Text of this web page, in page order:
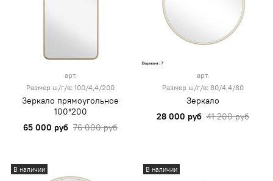
арт.
Размер ш/г/в: 100/4,4/200
Зеркало прямоугольное
100*200
65 000 руб 76 000 руб
арт.
Размер ш/г/в: 80/4,4/80
Зеркало
28 000 руб 41 200 руб
В наличии В наличии